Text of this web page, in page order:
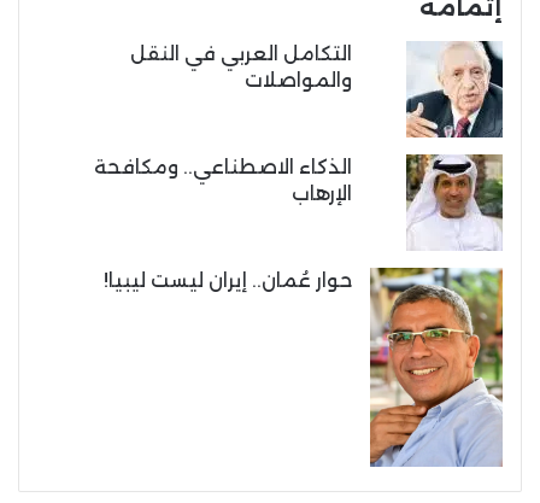
إتمامه
التكامل العربي في النقل
والمواصلات
الذكاء الاصطناعي.. ومكافحة
الإرهاب
حوار عُمان.. إيران ليست ليبيا!